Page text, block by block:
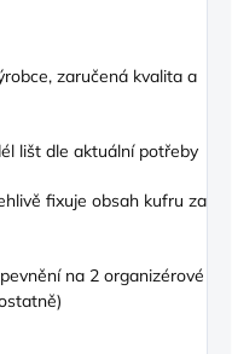
zaručená kvalita a
lišt dle aktuální potřeby
fixuje obsah kufru za
na 2 organizérové